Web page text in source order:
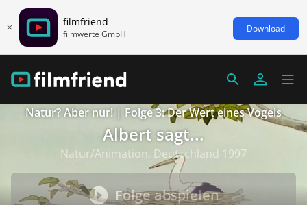
filmfriend
filmwerte GmbH Download
Natur? Aber nur! | Folge 3: Der Wert eines Vogels
Albert sagt...
Natur/Animation, Deutschland 1997
Folge abspielen